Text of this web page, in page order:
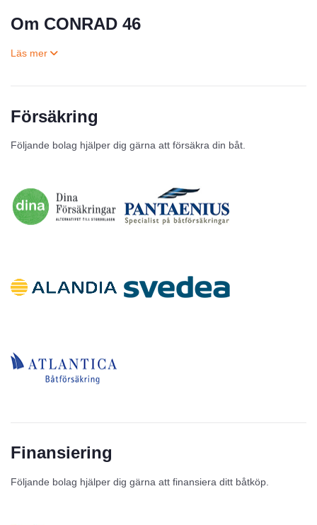
Om CONRAD 46
Försäkring
Följande bolag hjälper dig gärna att försäkra din båt.
Finansiering
Följande bolag hjälper dig gärna att finansiera ditt båtköp.